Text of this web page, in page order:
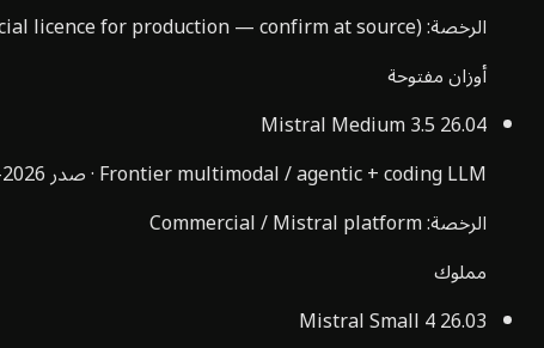
الرخصة:
licence for production — confirm at source)
أوزان مفتوحة
Mistral Medium 3.526.04
Frontier multimodal / agentic + coding LLM
·صدر2026-04-01
الرخصة:
Commercial / Mistral platform
مملوك
Mistral Small 426.03